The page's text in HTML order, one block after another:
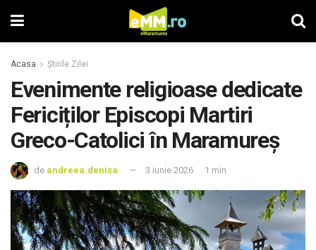
Acasa Știrile Zilei
Evenimente religioase dedicate
Fericiților Episcopi Martiri
Greco-Catolici în Maramureș
de andreea.denisa 3 iunie 2026 1 min